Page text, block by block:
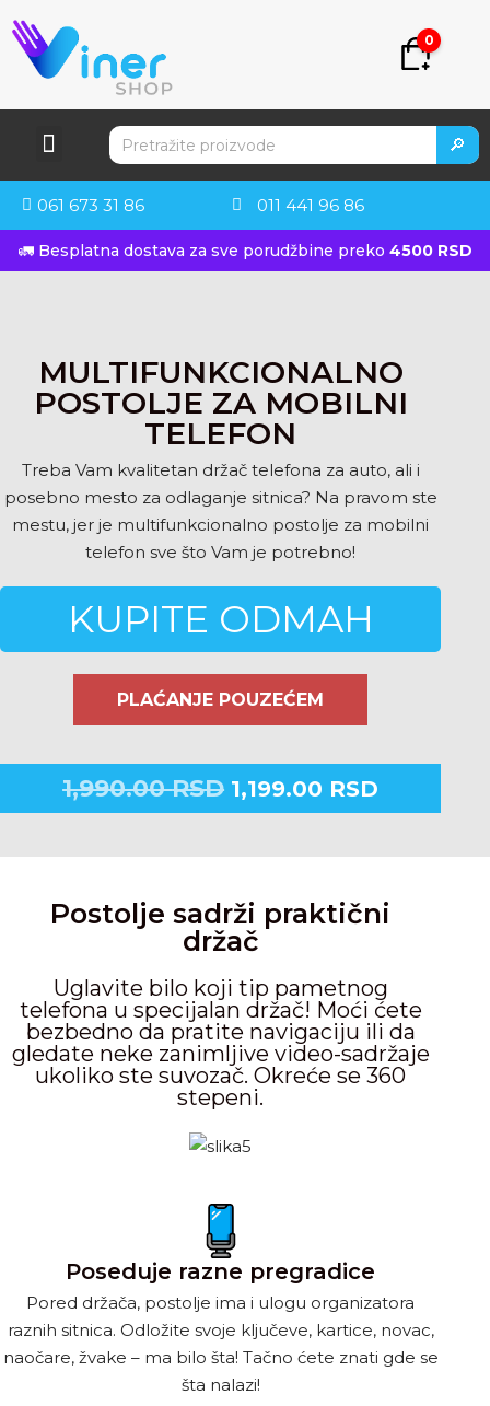
0
🔎
061 673 31 86 011 441 96 86
🚛 Besplatna dostava za sve porudžbine preko 4500 RSD
MULTIFUNKCIONALNO
POSTOLJE ZA MOBILNI
TELEFON
Treba Vam kvalitetan držač telefona za auto, ali i
posebno mesto za odlaganje sitnica? Na pravom ste
mestu, jer je multifunkcionalno postolje za mobilni
telefon sve što Vam je potrebno!
KUPITE ODMAH
PLAĆANJE POUZEĆEM
1,990.00RSD 1,199.00 RSD
Postolje sadrži praktični
držač
Uglavite bilo koji tip pametnog
telefona u specijalan držač! Moći ćete
bezbedno da pratite navigaciju ili da
gledate neke zanimljive video-sadržaje
ukoliko ste suvozač. Okreće se 360
stepeni.
Poseduje razne pregradice
Pored držača, postolje ima i ulogu organizatora
raznih sitnica. Odložite svoje ključeve, kartice, novac,
naočare, žvake – ma bilo šta! Tačno ćete znati gde se
šta nalazi!